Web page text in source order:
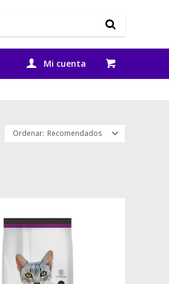
Recomendados